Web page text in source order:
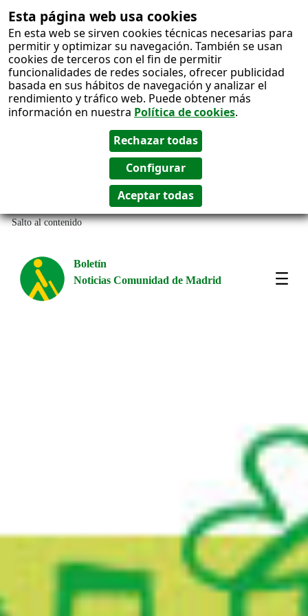
Esta página web usa cookies
En esta web se sirven cookies técnicas necesarias para
permitir y optimizar su navegación. También se usan
cookies de terceros con el fin de permitir
funcionalidades de redes sociales, ofrecer publicidad
basada en sus hábitos de navegación y analizar el
rendimiento y tráfico web. Puede obtener más
información en nuestra Política de cookies.
Salto al contenido
Boletín
Noticias Comunidad de Madrid